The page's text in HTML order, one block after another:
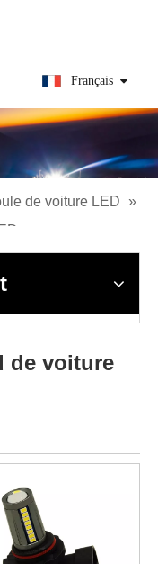
Français
de voiture LED »
de voiture